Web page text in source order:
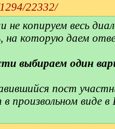
22332/
копируем весь
на которую даем
выбираем один
пост
произвольном виде